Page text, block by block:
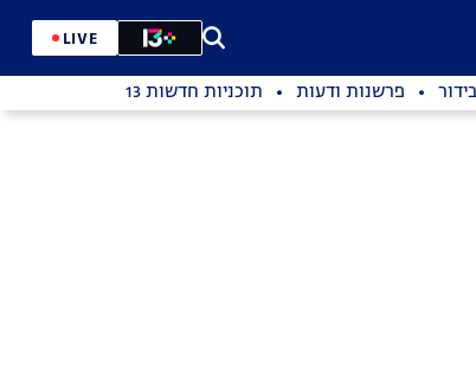
LIVE
פרשנות ודעות תוכניות חדשות 13